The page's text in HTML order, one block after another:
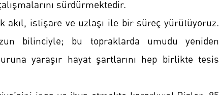
sürdürmektedir.
akıl, istişare ve uzlaşı ile bir süreç yürütüyoruz.
bilinciyle; bu topraklarda umudu yeniden
yaraşır hayat şartlarını hep birlikte tesis